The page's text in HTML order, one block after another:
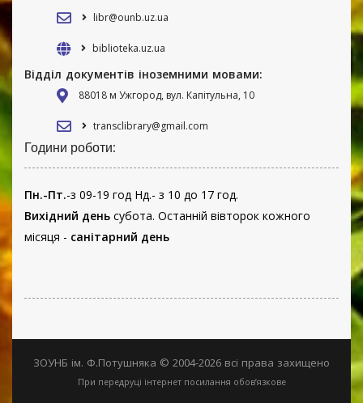
libr@ounb.uz.ua
biblioteka.uz.ua
Відділ документів іноземними мовами:
88018 м Ужгород, вул. Капітульна, 10
transclibrary@gmail.com
Години роботи:
Пн.-Пт.-з 09-19 год Нд.- з 10 до 17 год.
Вихідний день субота. Останній вівторок кожного
місяця - санітарний день
ЗОУНБ ім. Ф.Потушняка © 2004-2026 всі права захищено
При передруці інтернет посилання обов’язкове